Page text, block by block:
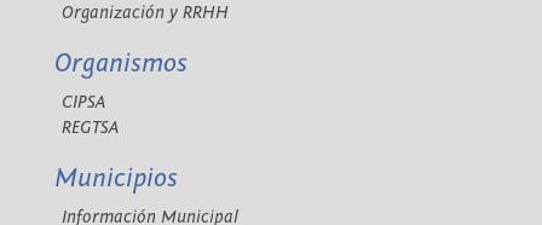
Organización y RRHH
Organismos
CIPSA
REGTSA
Municipios
Información Municipal